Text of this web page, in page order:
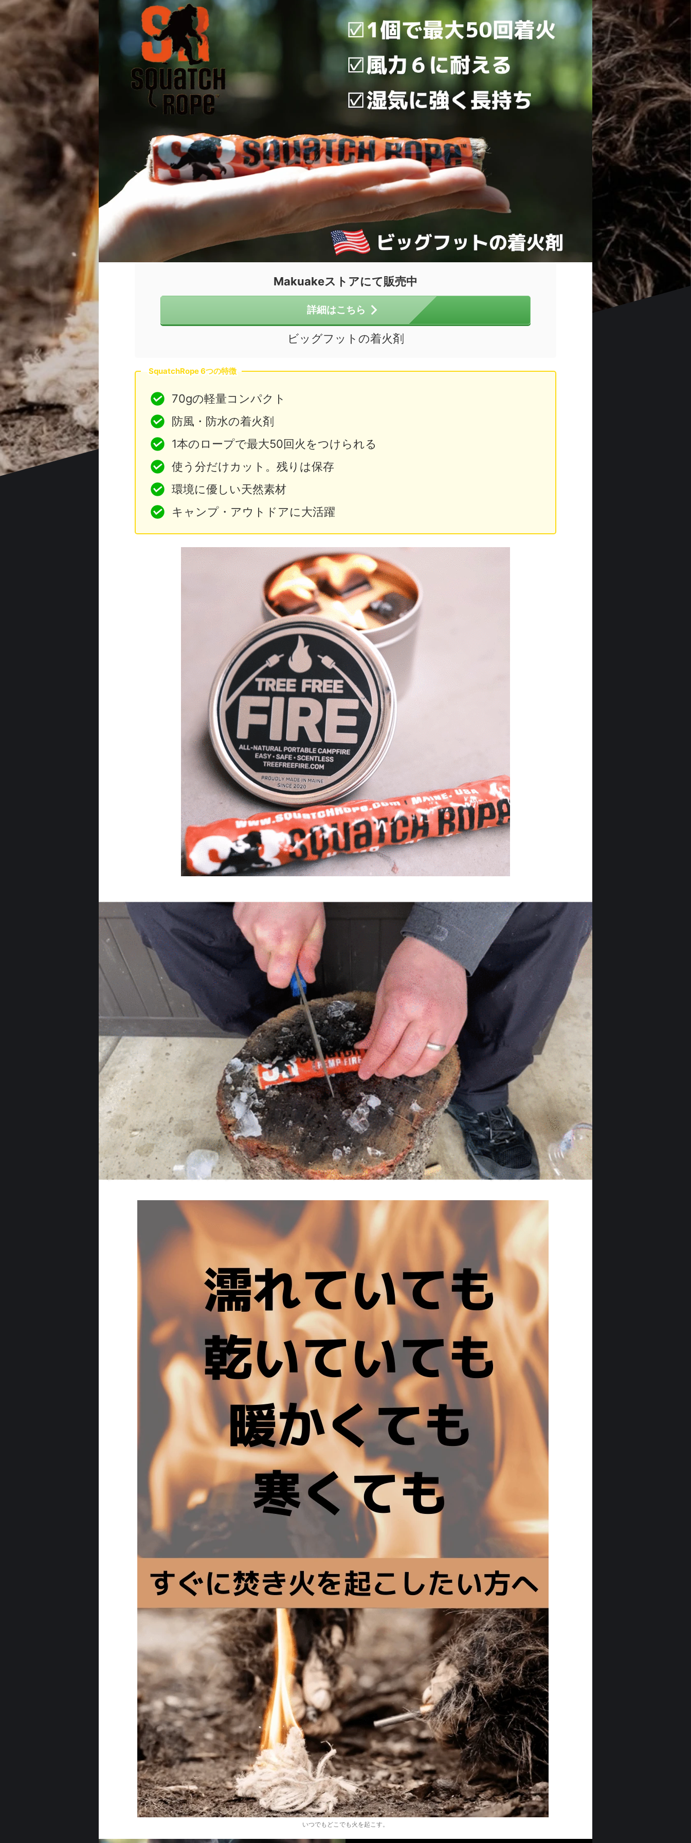
Makuakeストアにて販売中
詳細はこちら
ビッグフットの着火剤
SquatchRope 6つの特徴
70gの軽量コンパクト
防風・防水の着火剤
1本のロープで最大50回火をつけられる
使う分だけカット。残りは保存
環境に優しい天然素材
キャンプ・アウトドアに大活躍
いつでもどこでも火を起こす。